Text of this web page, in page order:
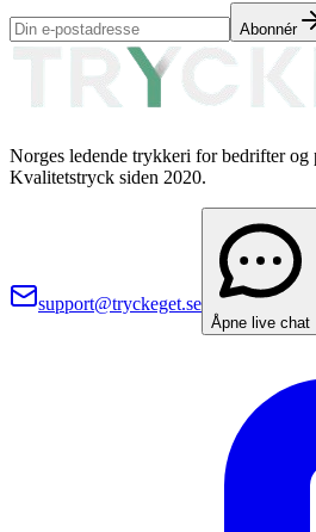
Abonnér
Norges ledende trykkeri for bedrifter og
Kvalitetstryck siden 2020.
support@tryckeget.se
Åpne live chat